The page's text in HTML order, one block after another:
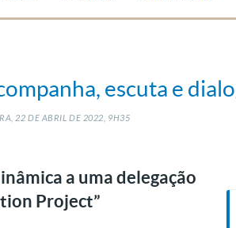
escuta e
22 DE ABRIL DE 2022, 9H35
a uma delegação
Project”